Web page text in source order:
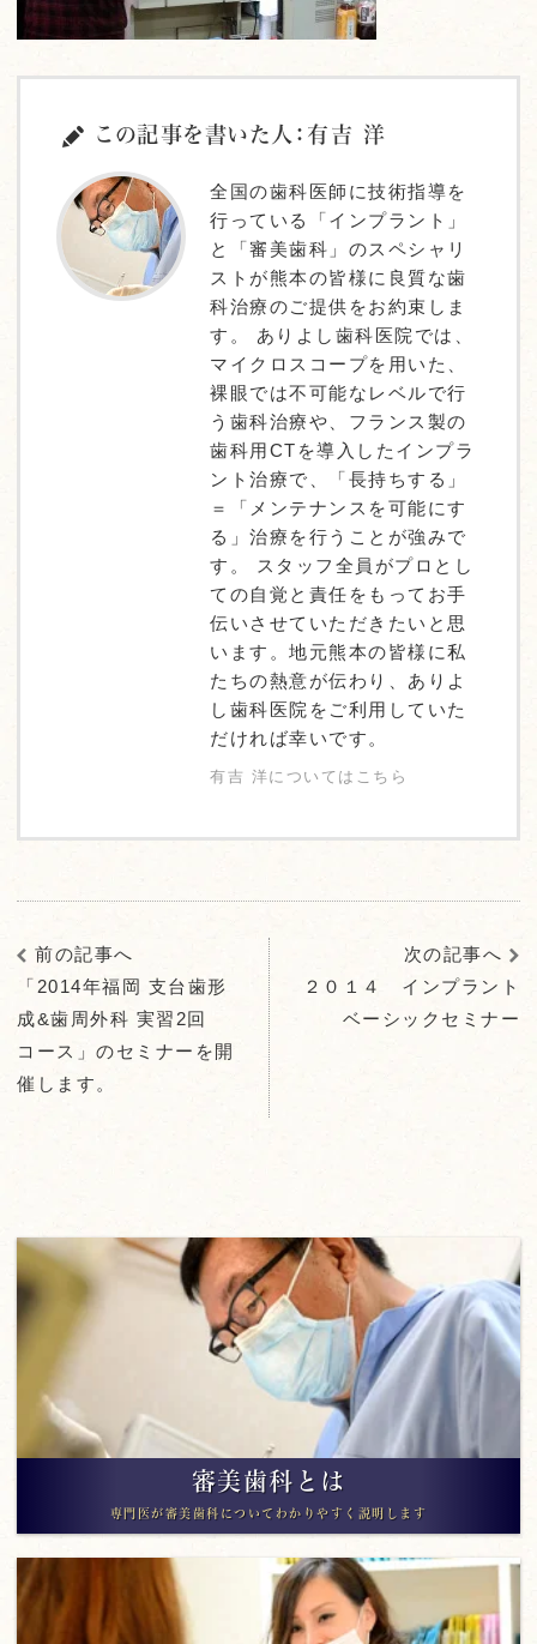
この記事を書いた人：有吉 洋
全国の歯科医師に技術指導を
行っている「インプラント」
と「審美歯科」のスペシャリ
ストが熊本の皆様に良質な歯
科治療のご提供をお約束しま
す。 ありよし歯科医院では、
マイクロスコープを用いた、
裸眼では不可能なレベルで行
う歯科治療や、フランス製の
歯科用CTを導入したインプラ
ント治療で、「長持ちする」
＝「メンテナンスを可能にす
る」治療を行うことが強みで
す。 スタッフ全員がプロとし
ての自覚と責任をもってお手
伝いさせていただきたいと思
います。地元熊本の皆様に私
たちの熱意が伝わり、ありよ
し歯科医院をご利用していた
だければ幸いです。
有吉 洋についてはこちら
前の記事へ
「2014年福岡 支台歯形
成&歯周外科 実習2回
コース」のセミナーを開
催します。
次の記事へ
２０１４ インプラント
ベーシックセミナー
審美歯科とは
専門医が審美歯科についてわかりやすく説明します